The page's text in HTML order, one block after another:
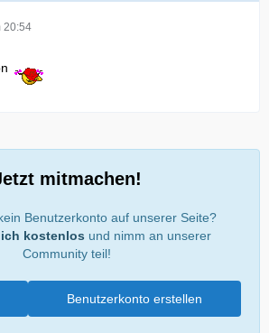
20:54
mitmachen!
Benutzerkonto auf unserer Seite?
kostenlos und nimm an unserer
Community teil!
Benutzerkonto erstellen